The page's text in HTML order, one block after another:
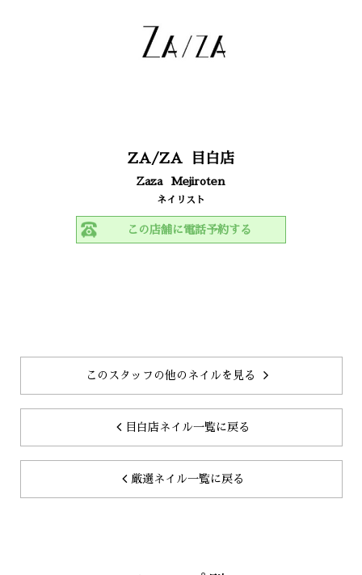
ZA/ZA 目白店
Zaza Mejiroten
ネイリスト
この店舗に電話予約する
このスタッフの他のネイルを見る
目白店ネイル一覧に戻る
厳選ネイル一覧に戻る